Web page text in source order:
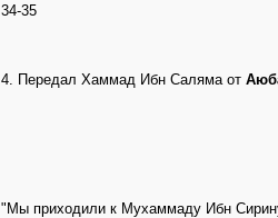
34-35
4. Передал Хаммад Ибн Саляма от
"Мы приходили к Мухаммаду Ибн